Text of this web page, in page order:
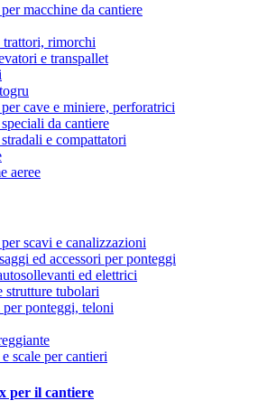
macchine da cantiere
rimorchi
e transpallet
cave e miniere, perforatrici
da cantiere
e compattatori
aeree
scavi e canalizzazioni
ed accessori per ponteggi
ed elettrici
strutture tubolari
ponteggi, teloni
scale per cantieri
per il cantiere